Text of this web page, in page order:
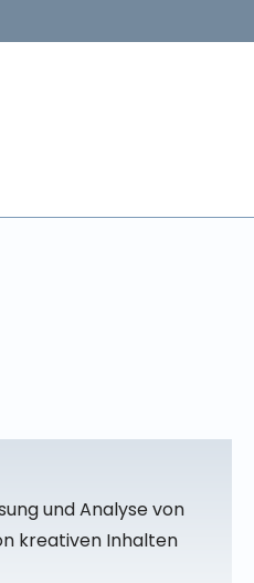
und Analyse von
kreativen Inhalten